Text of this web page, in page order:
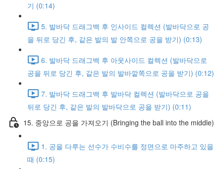
기 (0:14)
5. 발바닥 드래그백 후 인사이드 컬렉션 (발바닥으로 공
을 뒤로 당긴 후, 같은 발의 발 안쪽으로 공을 받기) (0:13)
6. 발바닥 드래그백 후 아웃사이드 컬렉션 (발바닥으로
공을 뒤로 당긴 후, 같은 발의 발바깥쪽으로 공을 받기) (0:12)
7. 발바닥 드래그백 후 발바닥 컬렉션 (발바닥으로 공을
뒤로 당긴 후, 같은 발의 발바닥으로 공을 받기) (0:11)
15. 중앙으로 공을 가져오기 (Bringing the ball into the middle)
1. 공을 다루는 선수가 수비수를 정면으로 마주하고 있을
때 (0:15)